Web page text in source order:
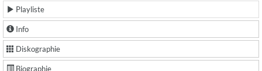
Playliste
Info
Diskographie
Biographie